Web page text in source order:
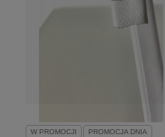
W PROMOCJI PROMOCJA DNIA